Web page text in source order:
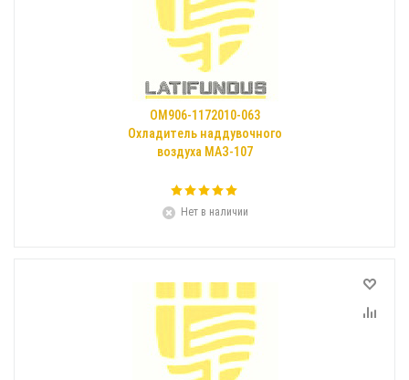
ОМ906-1172010-063
Охладитель наддувочного
воздуха МАЗ-107
Нет в наличии